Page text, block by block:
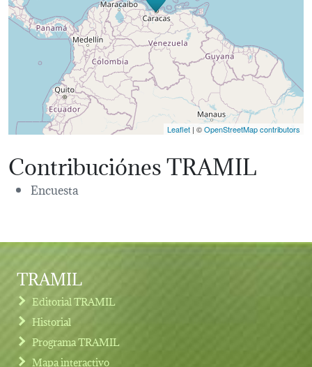
Leaflet | ©OpenStreetMap contributors
Contribuciónes TRAMIL
Encuesta
TRAMIL
Editorial TRAMIL
Historial
Programa TRAMIL
Mapa interactivo